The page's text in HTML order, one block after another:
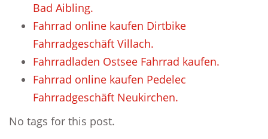
Bad Aibling.
Fahrrad online kaufen Dirtbike
Fahrradgeschäft Villach.
Fahrradladen Ostsee Fahrrad kaufen.
Fahrrad online kaufen Pedelec
Fahrradgeschäft Neukirchen.
No tags for this post.